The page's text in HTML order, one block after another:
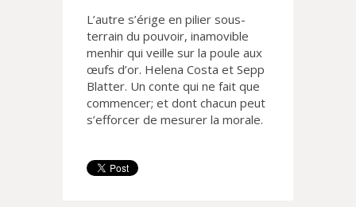
L’autre s’érige en pilier sous-
terrain du pouvoir, inamovible
menhir qui veille sur la poule aux
œufs d’or. Helena Costa et Sepp
Blatter. Un conte qui ne fait que
commencer; et dont chacun peut
s’efforcer de mesurer la morale.